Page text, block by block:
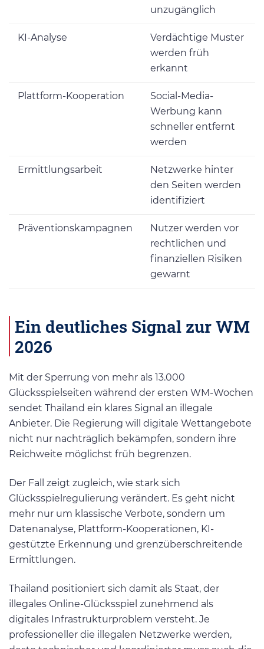
unzugänglich
KI-Analyse
Verdächtige Muster
werden früh
erkannt
Plattform-Kooperation
Social-Media-
Werbung kann
schneller entfernt
werden
Ermittlungsarbeit
Netzwerke hinter
den Seiten werden
identifiziert
Präventionskampagnen
Nutzer werden vor
rechtlichen und
finanziellen Risiken
gewarnt
Ein deutliches Signal zur WM
2026
Mit der Sperrung von mehr als 13.000
Glücksspielseiten während der ersten WM-Wochen
sendet Thailand ein klares Signal an illegale
Anbieter. Die Regierung will digitale Wettangebote
nicht nur nachträglich bekämpfen, sondern ihre
Reichweite möglichst früh begrenzen.
Der Fall zeigt zugleich, wie stark sich
Glücksspielregulierung verändert. Es geht nicht
mehr nur um klassische Verbote, sondern um
Datenanalyse, Plattform-Kooperationen, KI-
gestützte Erkennung und grenzüberschreitende
Ermittlungen.
Thailand positioniert sich damit als Staat, der
illegales Online-Glücksspiel zunehmend als
digitales Infrastrukturproblem versteht. Je
professioneller die illegalen Netzwerke werden,